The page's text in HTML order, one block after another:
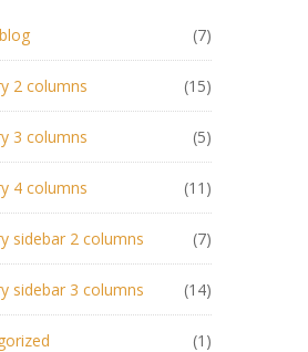
(7)
2 columns (15)
3 columns (5)
4 columns (11)
sidebar 2 columns (7)
sidebar 3 columns (14)
(1)